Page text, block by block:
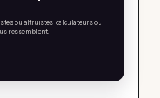
ou altruistes, calculateurs ou
ressemblent.